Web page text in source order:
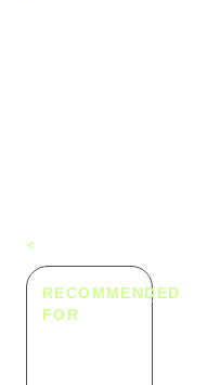
<
RECOMMENDED
FOR
von